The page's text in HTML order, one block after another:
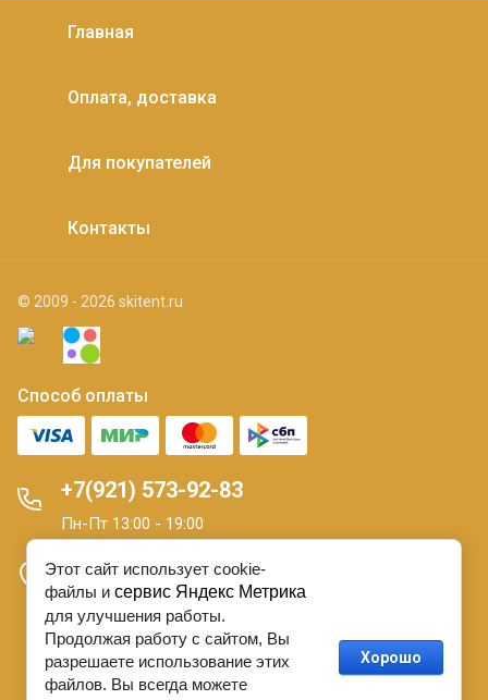
Главная
Оплата, доставка
Для покупателей
Контакты
© 2009 - 2026 skitent.ru
Способ оплаты
+7(921) 573-92-83
Пн-Пт 13:00 - 19:00
Санкт-Петербург 16 линия В.О. д. 7
О персональных данных.Договор Оферты
Этот сайт использует cookie-
файлы и сервис Яндекс Метрика
для улучшения работы.
Продолжая работу с сайтом, Вы
разрешаете использование этих
файлов. Вы всегда можете
Хорошо